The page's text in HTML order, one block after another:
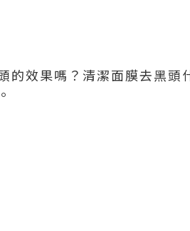
效果嗎？清潔面膜去黑頭